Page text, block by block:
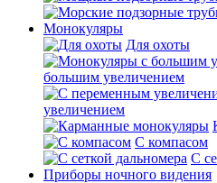
Монокуляры
Для охоты
большим увеличением
увеличением
С компасом
С
Приборы ночного видения